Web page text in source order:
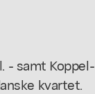
- samt Koppel-
kvartet.